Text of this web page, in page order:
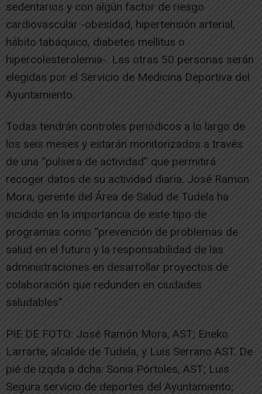
sedentarios y con algún factor de riesgo
cardiovascular -obesidad, hipertensión arterial,
hábito tabáquico, diabetes mellitus o
hipercolesterolemia-. Las otras 50 personas serán
elegidas por el Servicio de Medicina Deportiva del
Ayuntamiento.
Todas tendrán controles periódicos a lo largo de
los seis meses y estarán monitorizados a través
de una “pulsera de actividad” que permitirá
recoger datos de su actividad diaria. José Ramon
Mora, gerente del Área de Salud de Tudela ha
incidido en la importancia de este tipo de
programas como “prevención de problemas de
salud en el futuro y la responsabilidad de las
administraciones en desarrollar proyectos de
colaboración que redunden en ciudades
saludables”.
PIE DE FOTO: José Ramón Mora, AST; Eneko
Larrarte, alcalde de Tudela, y Luis Serrano AST. De
pié de izqda a dcha: Sonia Pórtoles, AST; Luis
Segura servicio de deportes del Ayuntamiento;